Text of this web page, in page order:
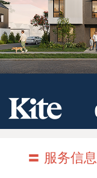
〓 服务信息